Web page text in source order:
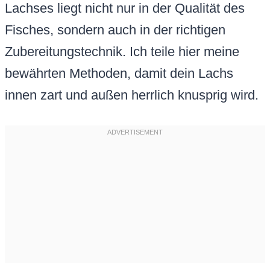
Lachses liegt nicht nur in der Qualität des
Fisches, sondern auch in der richtigen
Zubereitungstechnik. Ich teile hier meine
bewährten Methoden, damit dein Lachs
innen zart und außen herrlich knusprig wird.